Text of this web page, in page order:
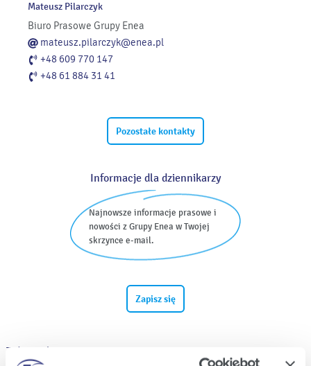
Mateusz Pilarczyk
Biuro Prasowe Grupy Enea
mateusz.pilarczyk@enea.pl
+48 609 770 147
+48 61 884 31 41
Pozostałe kontakty
Informacje dla dziennikarzy
Najnowsze informacje prasowe i
nowości z Grupy Enea w Twojej
skrzynce e-mail.
Zapisz się
Załączniki